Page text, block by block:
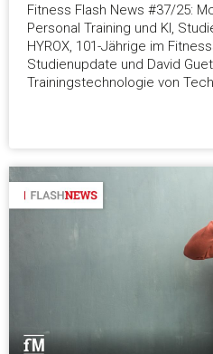
Fitness Flash News #37/25:
Personal Training und KI,
HYROX, 101-Jährige im
Studienupdate und David
Trainingstechnologie von